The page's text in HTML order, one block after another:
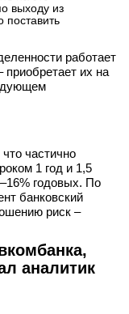
выходу из
поставить
работает
приобретает их на
частично
1 год и 1,5
годовых. По
банковский
риск –
аналитик